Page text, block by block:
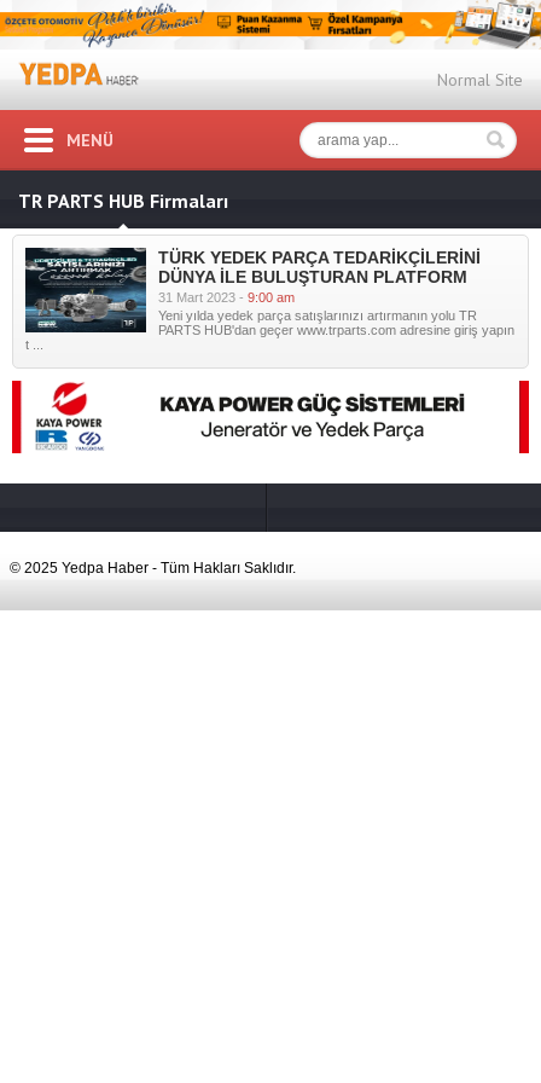
Normal Site
MENÜ
TR PARTS HUB Firmaları
TÜRK YEDEK PARÇA TEDARİKÇİLERİNİ
DÜNYA İLE BULUŞTURAN PLATFORM
31 Mart 2023 - 9:00 am
Yeni yılda yedek parça satışlarınızı artırmanın yolu TR
PARTS HUB'dan geçer www.trparts.com adresine giriş yapın
t ...
© 2025 Yedpa Haber - Tüm Hakları Saklıdır.